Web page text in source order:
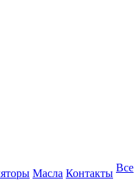
Масла Контакты Все